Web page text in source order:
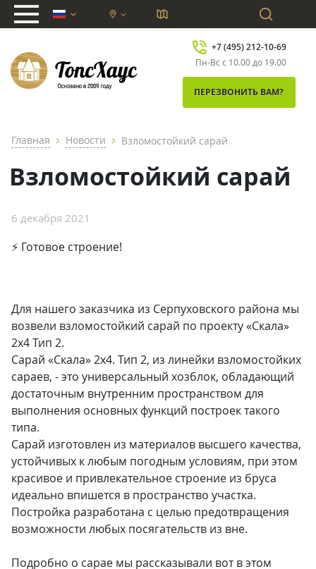
chevron_down
+7 (495) 212-10-69
Пн-Вс с 10.00 до 19.00
ПЕРЕЗВОНИТЬ ВАМ?
Главная chevron_right Новости chevron_right Взломостойкий сарай
Взломостойкий сарай
6 декабря 2021
⚡ Готовое строение!
Для нашего заказчика из Серпуховского района мы
возвели взломостойкий сарай по проекту «Скала»
2х4 Тип 2.
Сарай «Скала» 2х4. Тип 2, из линейки взломостойких
сараев, - это универсальный хозблок, обладающий
достаточным внутренним пространством для
выполнения основных функций построек такого
типа.
Сарай изготовлен из материалов высшего качества,
устойчивых к любым погодным условиям, при этом
красивое и привлекательное строение из бруса
идеально впишется в пространство участка.
Постройка разработана с целью предотвращения
возможности любых посягательств из вне.
Подробно о сарае мы рассказывали вот в этом